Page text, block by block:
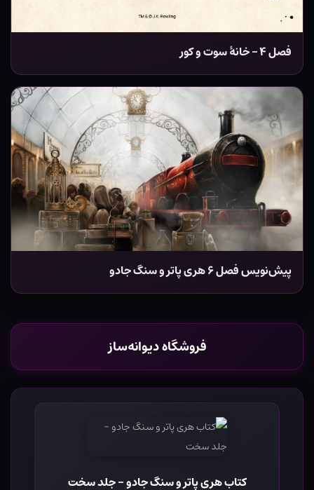
فصل ۴ – خانۀ سوت و کور
پیش‌نویس فصل ۶ هری پاتر و سنگ جادو
فروشگاه دیوانه‌ساز
کتاب هری پاتر و سنگ جادو - جلد سخت